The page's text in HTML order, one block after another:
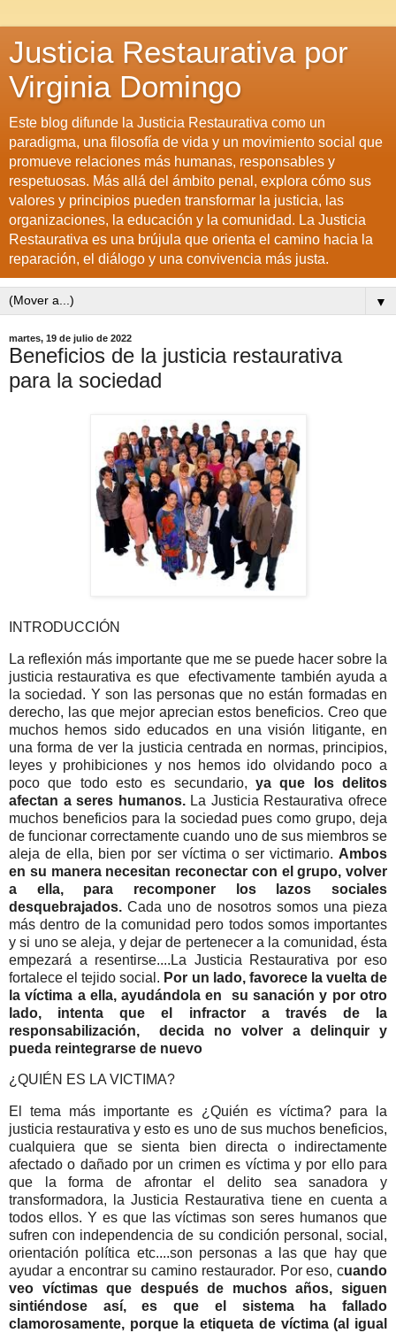
Justicia Restaurativa por
Virginia Domingo
Este blog difunde la Justicia Restaurativa como un
paradigma, una filosofía de vida y un movimiento social que
promueve relaciones más humanas, responsables y
respetuosas. Más allá del ámbito penal, explora cómo sus
valores y principios pueden transformar la justicia, las
organizaciones, la educación y la comunidad. La Justicia
Restaurativa es una brújula que orienta el camino hacia la
reparación, el diálogo y una convivencia más justa.
▼
martes, 19 de julio de 2022
Beneficios de la justicia restaurativa
para la sociedad
INTRODUCCIÓN
La reflexión más importante que me se puede hacer sobre la
justicia restaurativa es que efectivamente también ayuda a
la sociedad. Y son las personas que no están formadas en
derecho, las que mejor aprecian estos beneficios.Creo que
muchos hemos sido educados en una visión litigante, en
una forma de ver la justicia centrada en normas, principios,
leyes y prohibiciones y nos hemos ido olvidando poco a
poco que todo esto es secundario, ya que los delitos
afectan a seres humanos. La Justicia Restaurativa ofrece
muchos beneficios para la sociedad pues como grupo, deja
de funcionar correctamente cuando uno de sus miembros se
aleja de ella, bien por ser víctima o ser victimario. Ambos
en su manera necesitan reconectar con el grupo, volver
a ella, para recomponer los lazos sociales
desquebrajados. Cada uno de nosotros somos una pieza
más dentro de la comunidad pero todos somos importantes
y si uno se aleja, y dejar de pertenecer a la comunidad, ésta
empezará a resentirse....La Justicia Restaurativa por eso
fortalece el tejido social. Por un lado, favorece la vuelta de
la víctima a ella, ayudándola en su sanación y por otro
lado, intenta que el infractor a través de la
responsabilización, decida no volver a delinquir y
pueda reintegrarse de nuevo
¿QUIÉN ES LA VICTIMA?
El tema más importante es ¿Quién es víctima? para la
justicia restaurativa y esto es uno de sus muchos beneficios,
cualquiera que se sienta bien directa o indirectamente
afectado o dañado por un crimen es víctima y por ello para
que la forma de afrontar el delito sea sanadora y
transformadora, la Justicia Restaurativa tiene en cuenta a
todos ellos. Y es que las víctimas son seres humanos que
sufren con independencia de su condición personal, social,
orientación política etc....son personas a las que hay que
ayudar a encontrar su camino restaurador. Por eso, cuando
veo víctimas que después de muchos años, siguen
sintiéndose así, es que el sistema ha fallado
clamorosamente, porque la etiqueta de víctima (al igual